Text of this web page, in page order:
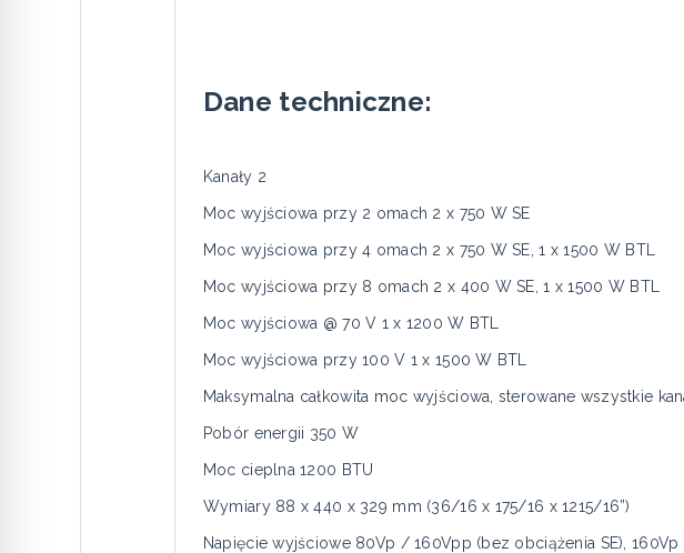
Dane techniczne:
Kanały 2
Moc wyjściowa przy 2 omach 2 x 750 W SE
Moc wyjściowa przy 4 omach 2 x 750 W SE, 1 x 1500 W BTL
Moc wyjściowa przy 8 omach 2 x 400 W SE, 1 x 1500 W BTL
Moc wyjściowa @ 70 V 1 x 1200 W BTL
Moc wyjściowa przy 100 V 1 x 1500 W BTL
Maksymalna całkowita moc wyjściowa, sterowane wszystkie
Pobór energii 350 W
Moc cieplna 1200 BTU
Wymiary 88 x 440 x 329 mm (36/16 x 175/16 x 1215/16”)
Napięcie wyjściowe 80Vp / 160Vpp (bez obciążenia SE),